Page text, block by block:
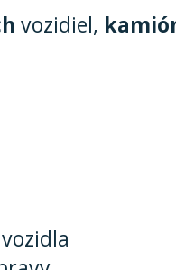
vozidiel,